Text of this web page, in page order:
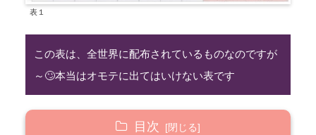
表１
この表は、全世界に配布されているものなのですが
～🙄本当はオモテに出てはいけない表です
目次